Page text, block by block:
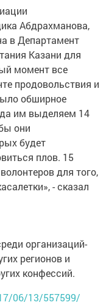
Абдрахманова,
в Департамент
Казани для
момент все
продовольствия и
обширное
им выделяем 14
они
будет
плов. 15
для того,
- сказал
организаций-
регионов и
конфессий.
06/13/557599/